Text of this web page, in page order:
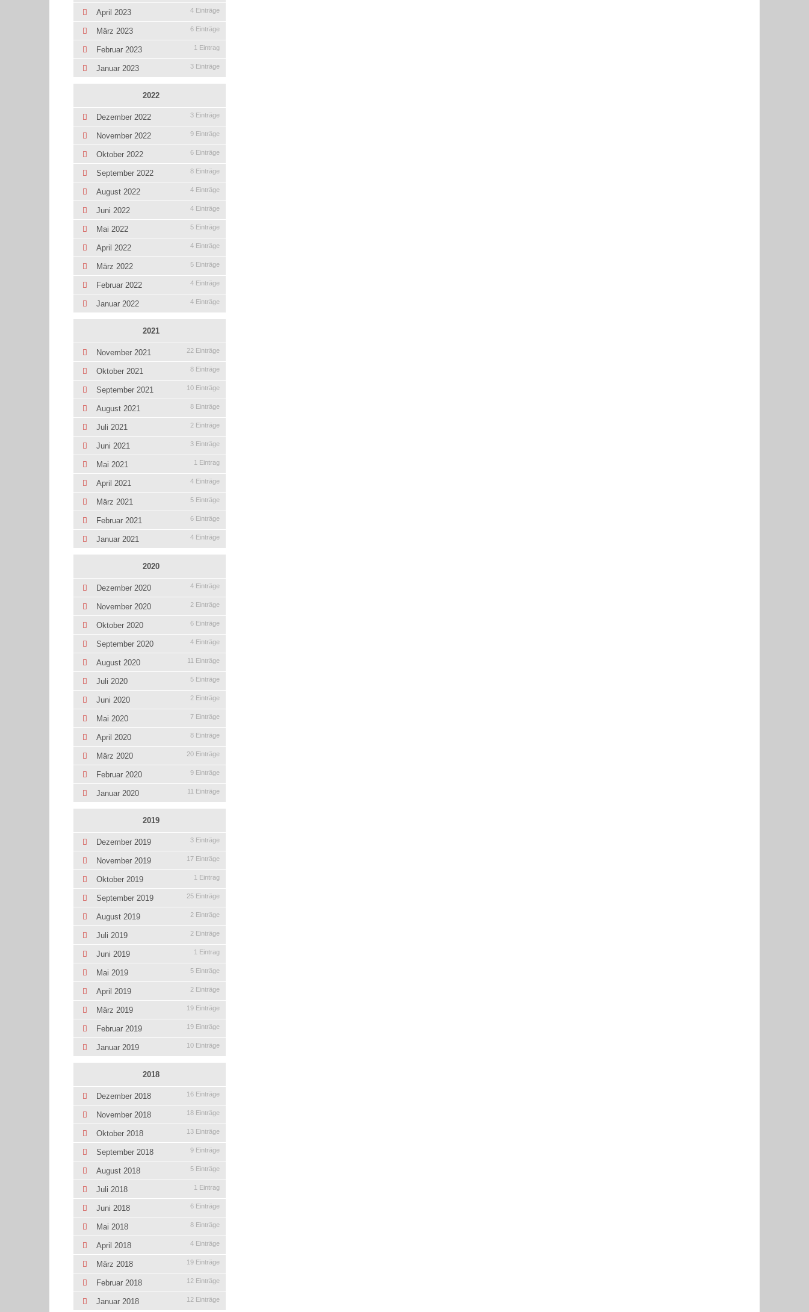
April 2023 4 Einträge
März 2023 6 Einträge
Februar 2023 1 Eintrag
Januar 2023 3 Einträge
2022
Dezember 2022 3 Einträge
November 2022 9 Einträge
Oktober 2022 6 Einträge
September 2022 8 Einträge
August 2022 4 Einträge
Juni 2022 4 Einträge
Mai 2022 5 Einträge
April 2022 4 Einträge
März 2022 5 Einträge
Februar 2022 4 Einträge
Januar 2022 4 Einträge
2021
November 2021 22 Einträge
Oktober 2021 8 Einträge
September 2021 10 Einträge
August 2021 8 Einträge
Juli 2021 2 Einträge
Juni 2021 3 Einträge
Mai 2021 1 Eintrag
April 2021 4 Einträge
März 2021 5 Einträge
Februar 2021 6 Einträge
Januar 2021 4 Einträge
2020
Dezember 2020 4 Einträge
November 2020 2 Einträge
Oktober 2020 6 Einträge
September 2020 4 Einträge
August 2020 11 Einträge
Juli 2020 5 Einträge
Juni 2020 2 Einträge
Mai 2020 7 Einträge
April 2020 8 Einträge
März 2020 20 Einträge
Februar 2020 9 Einträge
Januar 2020 11 Einträge
2019
Dezember 2019 3 Einträge
November 2019 17 Einträge
Oktober 2019 1 Eintrag
September 2019 25 Einträge
August 2019 2 Einträge
Juli 2019 2 Einträge
Juni 2019 1 Eintrag
Mai 2019 5 Einträge
April 2019 2 Einträge
März 2019 19 Einträge
Februar 2019 19 Einträge
Januar 2019 10 Einträge
2018
Dezember 2018 16 Einträge
November 2018 18 Einträge
Oktober 2018 13 Einträge
September 2018 9 Einträge
August 2018 5 Einträge
Juli 2018 1 Eintrag
Juni 2018 6 Einträge
Mai 2018 8 Einträge
April 2018 4 Einträge
März 2018 19 Einträge
Februar 2018 12 Einträge
Januar 2018 12 Einträge